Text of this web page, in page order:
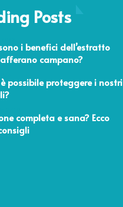
Posts
i benefici dell’estratto
campano?
possibile proteggere i nostri
completa e sana? Ecco